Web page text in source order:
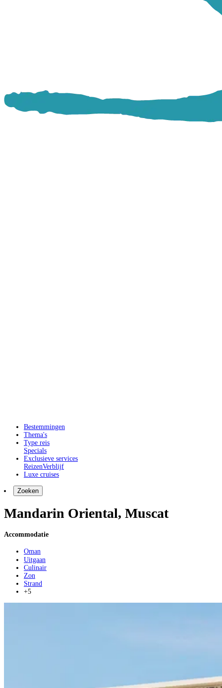
Bestemmingen
Thema's
Type reis
Specials
Exclusieve services
ReizenVerblijf
Luxe cruises
Zoeken
Mandarin Oriental, Muscat
Accommodatie
Oman
Uitgaan
Culinair
Zon
Strand
+5